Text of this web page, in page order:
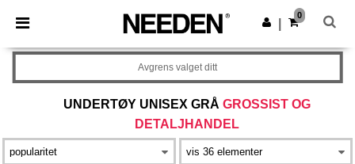
× Needen-app
Bedre priser i appen!
Last ned app
0
UNDERTØY UNISEX GRÅ GROSSIST OG
DETALJHANDEL
Avgrens valget ditt